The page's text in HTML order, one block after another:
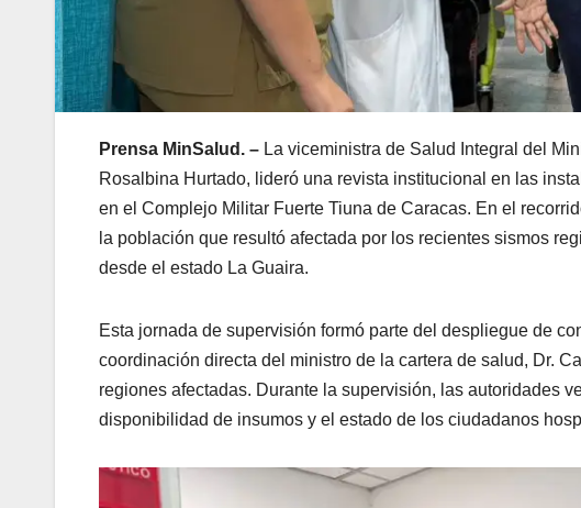
Prensa MinSalud. – La viceministra de Salud Integral del
Rosalbina Hurtado, lideró una revista institucional en las
en el Complejo Militar Fuerte Tiuna de Caracas. En el
la población que resultó afectada por los recientes sismos
desde el estado La Guaira.
Esta jornada de supervisión formó parte del despliegue de
coordinación directa del ministro de la cartera de salud, Dr.
regiones afectadas. Durante la supervisión, las autoridades
disponibilidad de insumos y el estado de los ciudadanos